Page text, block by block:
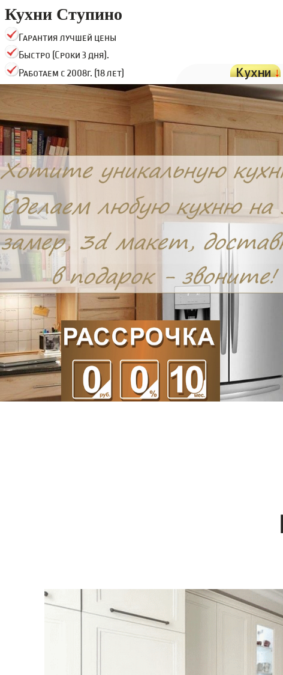
Кухни Ступино
Гарантия лучшей цены
Быстро (Сроки 3 дня).
Работаем с 2008г. (18 лет)
Кухни↓